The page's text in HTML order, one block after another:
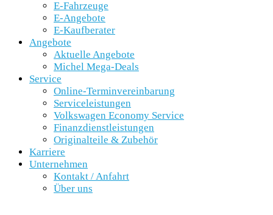
E-Fahrzeuge
E-Angebote
E-Kaufberater
Angebote
Aktuelle Angebote
Michel Mega-Deals
Service
Online-Terminvereinbarung
Serviceleistungen
Volkswagen Economy Service
Finanzdienstleistungen
Originalteile & Zubehör
Karriere
Unternehmen
Kontakt / Anfahrt
Über uns